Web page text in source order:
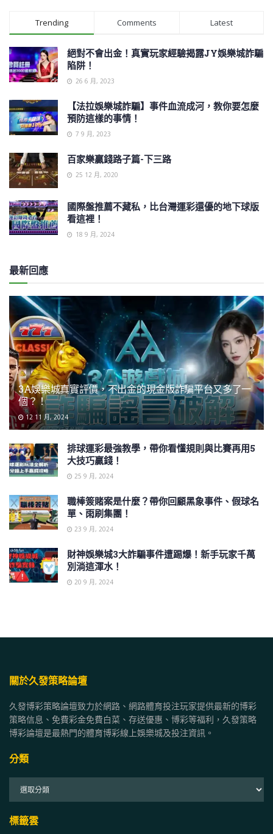
Trending Comments Latest
絕對不會出金！真實玩家經驗揭露JY娛樂城詐騙
陷阱！
26 6 月, 2023
【法拉娛樂城詐騙】事件血流成河，教你要怎麼
預防這樣的事情！
7 9 月, 2023
百家樂贏錢路子篇-下三路
25 12 月, 2020
國際盤推薦不藏私，比台灣運彩還優的地下球版
看這裡！
18 9 月, 2024
最新回應
3A娛樂城真實評價，不出金的現金版詐騙平台又多了一
個？！
12 11 月, 2024
排球運彩最強教學，帶你看懂規則與比賽再用5
大技巧贏錢！
25 9 月, 2024
職棒簽賭案是什麼？帶你回顧黑象事件、假球名
單、雨刷集團！
23 9 月, 2024
財神娛樂城3大詐騙事件遭踢爆！新手玩家千萬
別淌這渾水！
20 9 月, 2024
關於久發策略論壇
久發博彩策略論壇致力於網路、網路體育投注玩家提供最新的博彩
策略信息、免費彩金免費白菜、存送優惠、博彩等福利，久發策略
博彩論壇是最熱門的體育博彩線上娛樂城及投注資訊。
分類
標籤雲